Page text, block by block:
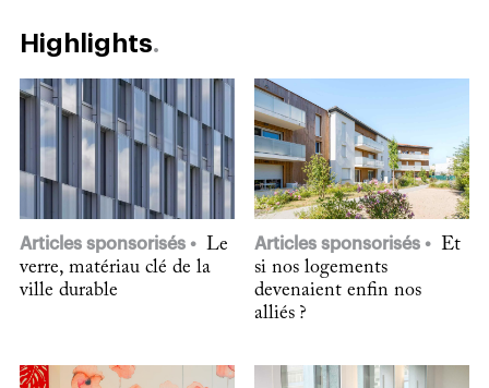
Highlights
Articles sponsorisés
Le
verre, matériau clé de la
ville durable
Articles sponsorisés
Et
si nos logements
devenaient enfin nos
alliés ?